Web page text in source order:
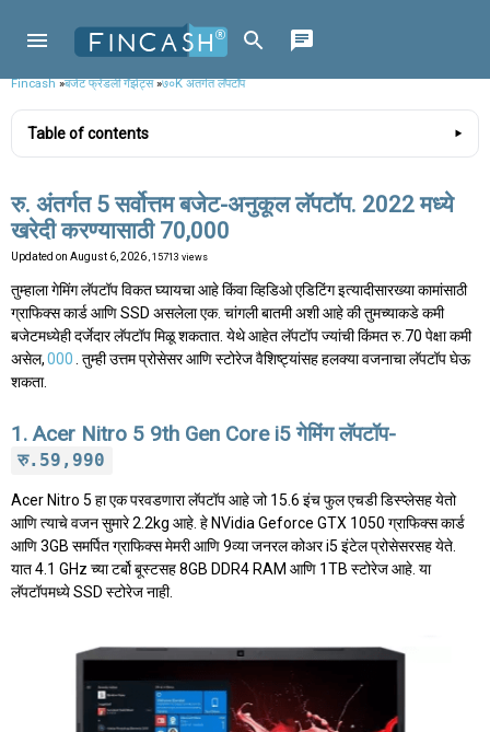
Fincash»बजेट फ्रेंडली गॅझेट्स»७०K अंतर्गत लॅपटॉप
Table of contents
रु. अंतर्गत 5 सर्वोत्तम बजेट-अनुकूल लॅपटॉप. 2022 मध्ये
खरेदी करण्यासाठी 70,000
Updated on August 6, 2026 , 15713 views
तुम्हाला गेमिंग लॅपटॉप विकत घ्यायचा आहे किंवा व्हिडिओ एडिटिंग इत्यादीसारख्या कामांसाठी
ग्राफिक्स कार्ड आणि SSD असलेला एक. चांगली बातमी अशी आहे की तुमच्याकडे कमी
बजेटमध्येही दर्जेदार लॅपटॉप मिळू शकतात. येथे आहेत लॅपटॉप ज्यांची किंमत रु.70 पेक्षा कमी
असेल,000. तुम्ही उत्तम प्रोसेसर आणि स्टोरेज वैशिष्ट्यांसह हलक्या वजनाचा लॅपटॉप घेऊ
शकता.
1. Acer Nitro 5 9th Gen Core i5 गेमिंग लॅपटॉप-
रु.59,990
Acer Nitro 5 हा एक परवडणारा लॅपटॉप आहे जो 15.6 इंच फुल एचडी डिस्प्लेसह येतो
आणि त्याचे वजन सुमारे 2.2kg आहे. हे NVidia Geforce GTX 1050 ग्राफिक्स कार्ड
आणि 3GB समर्पित ग्राफिक्स मेमरी आणि 9व्या जनरल कोअर i5 इंटेल प्रोसेसरसह येते.
यात 4.1 GHz च्या टर्बो बूस्टसह 8GB DDR4 RAM आणि 1TB स्टोरेज आहे. या
लॅपटॉपमध्ये SSD स्टोरेज नाही.